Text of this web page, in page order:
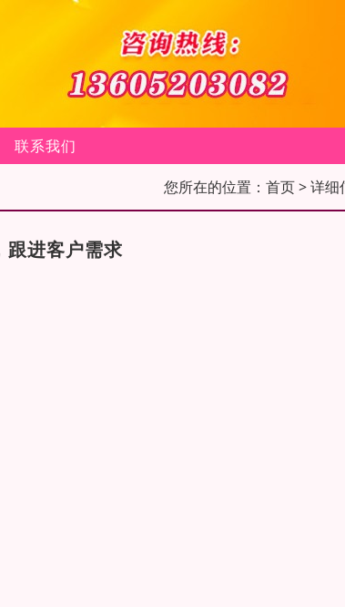
联系我们
您所在的位置： 首页> 详细
跟进客户需求